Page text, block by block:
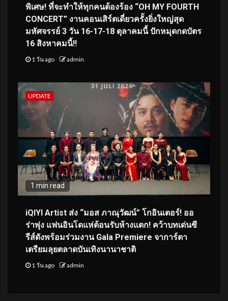
พิเศษ! ที่จะทำให้ทุกคนต้องร้อง “OH MY FOURTH
CONCERT” งานคอนเสิร์ตเดี่ยวครั้งยิ่งใหญ่สุด
มหัศจรรย์ 3 วัน 16-17-18 ตุลาคมนี้ ปักหมุดกดบัตร
16 สิงหาคมนี้!!
1 วัน ago admin
UPDATE
1 min read
iQIYI Artist ส่ง “มอส ภาณุวัฒน์” โกอินเตอร์! ออ
ร่าพุ่ง แฟนอินโดแห่ต้อนรับห้างแตก! คว้าบทเด่นซี
รีส์ดังพร้อมร่วมงาน Gala Premiere จาการ์ตา
เตรียมลุยตลาดบันเทิงนานาชาติ
1 วัน ago admin